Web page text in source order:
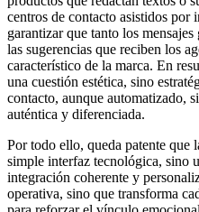
centros de contacto asistidos por
garantizar que tanto los
las sugerencias que reciben los
característico de la marca. En
una cuestión estética, sino
contacto, aunque automatizado,
auténtica y diferenciada.
Por todo ello, queda patente que
simple interfaz tecnológica, sino
integración coherente y
operativa, sino que transforma